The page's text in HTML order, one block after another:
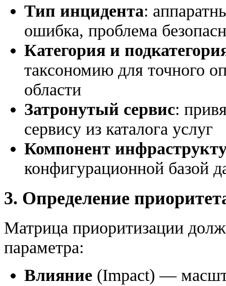
Тип инцидента:
ошибка, проблема
Категория и
таксономию для точного
области
Затронутый сервис:
сервису из каталога услуг
Компонент
конфигурационной базой
3. Определение
Матрица приоритизации
параметра:
Влияние (Impact) —